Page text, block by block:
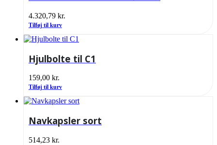
4.320,79 kr.
Tilføj til kurv
Hjulbolte til C1
159,00 kr.
Tilføj til kurv
Navkapsler sort
514,23 kr.